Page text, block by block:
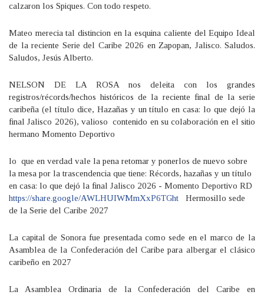
calzaron los Spiques. Con todo respeto.
Mateo merecia tal distincion en la esquina caliente del Equipo Ideal
de la reciente Serie del Caribe 2026 en Zapopan, Jalisco. Saludos.
Saludos, Jesús Alberto.
NELSON DE LA ROSA nos deleita con los grandes
registros/récords/hechos históricos de la reciente final de la serie
caribeña (el título dice, Hazañas y un título en casa: lo que dejó la
final Jalisco 2026), valioso contenido en su colaboración en el sitio
hermano Momento Deportivo
lo que en verdad vale la pena retomar y ponerlos de nuevo sobre
la mesa por la trascendencia que tiene: Récords, hazañas y un título
en casa: lo que dejó la final Jalisco 2026 - Momento Deportivo RD
https://share.google/AWLHUIWMmXxP6TGht Hermosillo sede
de la Serie del Caribe 2027
La capital de Sonora fue presentada como sede en el marco de la
Asamblea de la Confederación del Caribe para albergar el clásico
caribeño en 2027
La Asamblea Ordinaria de la Confederación del Caribe en